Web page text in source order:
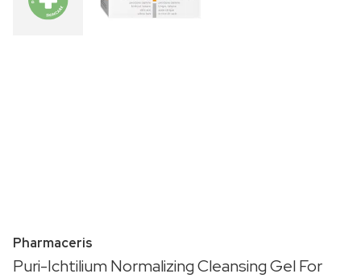
Pharmaceris
Puri-Ichtilium Normalizing Cleansing Gel For